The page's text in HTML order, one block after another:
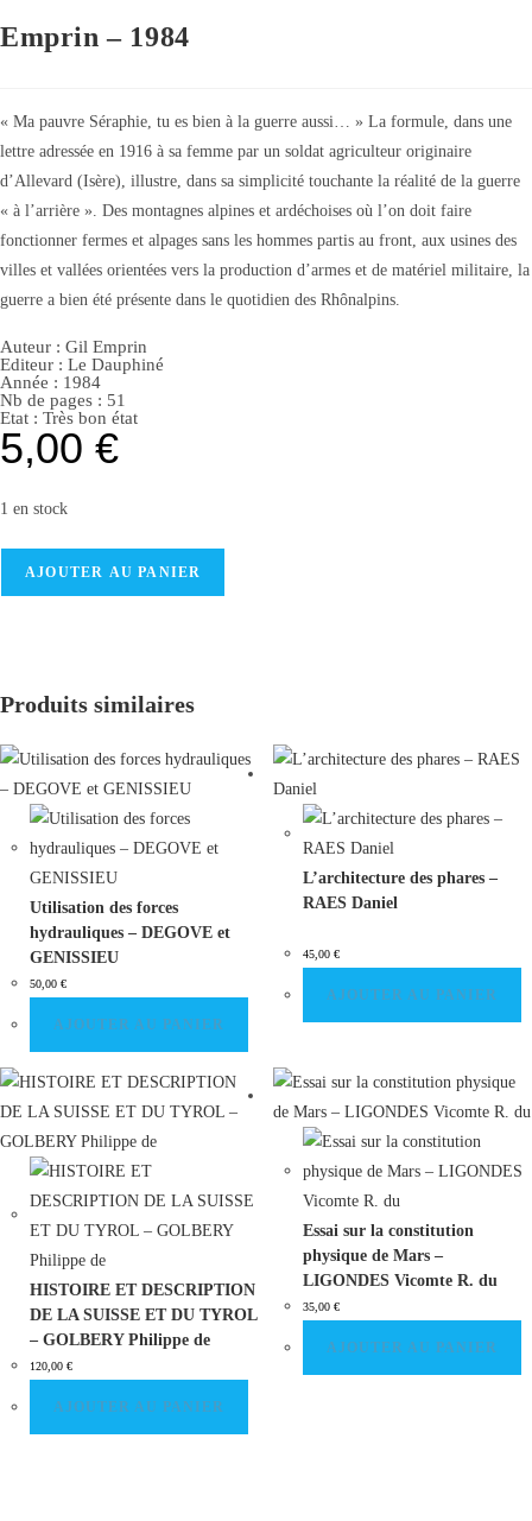
Emprin – 1984
« Ma pauvre Séraphie, tu es bien à la guerre aussi… » La formule, dans une
lettre adressée en 1916 à sa femme par un soldat agriculteur originaire
d’Allevard (Isère), illustre, dans sa simplicité touchante la réalité de la guerre
« à l’arrière ». Des montagnes alpines et ardéchoises où l’on doit faire
fonctionner fermes et alpages sans les hommes partis au front, aux usines des
villes et vallées orientées vers la production d’armes et de matériel militaire, la
guerre a bien été présente dans le quotidien des Rhônalpins.
Auteur : Gil Emprin
Editeur : Le Dauphiné
Année : 1984
Nb de pages : 51
Etat : Très bon état
5,00 €
1 en stock
AJOUTER AU PANIER
Produits similaires
Utilisation des forces
hydrauliques – DEGOVE et
GENISSIEU
50,00 €
AJOUTER AU PANIER
L’architecture des phares –
RAES Daniel
45,00€
AJOUTER AU PANIER
HISTOIRE ET DESCRIPTION
DE LA SUISSE ET DU TYROL
– GOLBERY Philippe de
120,00 €
AJOUTER AU PANIER
Essai sur la constitution
physique de Mars –
LIGONDES Vicomte R. du
35,00€
AJOUTER AU PANIER